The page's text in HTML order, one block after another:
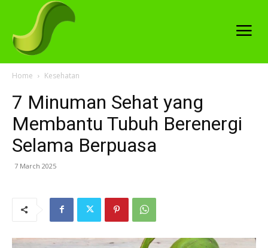
Home Kesehatan
7 Minuman Sehat yang
Membantu Tubuh Berenergi
Selama Berpuasa
7 March 2025